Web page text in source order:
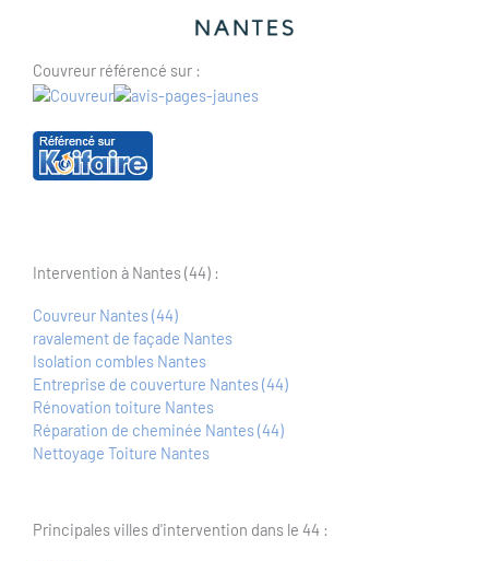
Couvreur référencé sur :
Intervention à Nantes (44) :
Couvreur Nantes (44)
ravalement de façade Nantes
Isolation combles Nantes
Entreprise de couverture Nantes (44)
Rénovation toiture Nantes
Réparation de cheminée Nantes (44)
Nettoyage Toiture Nantes
Principales villes d'intervention dans le 44 :